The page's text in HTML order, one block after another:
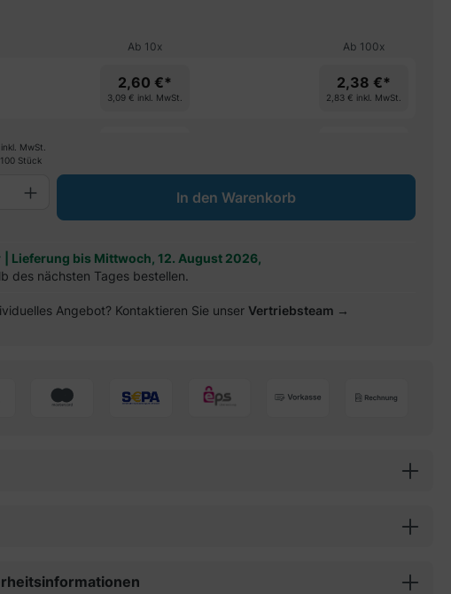
Ab 10x
2,60 €*
3,09 € inkl. MwSt.
Ab 100x
2,38 €*
2,83 € inkl. MwSt.
Lieferung bis Mittwoch, 12. August 2026,
des nächsten Tages bestellen.
inkl. MwSt.
100 Stück
Gib den gewünschten Wert ein oder
In den Warenkorb
Angebot? Kontaktieren Sie unser Vertriebsteam →